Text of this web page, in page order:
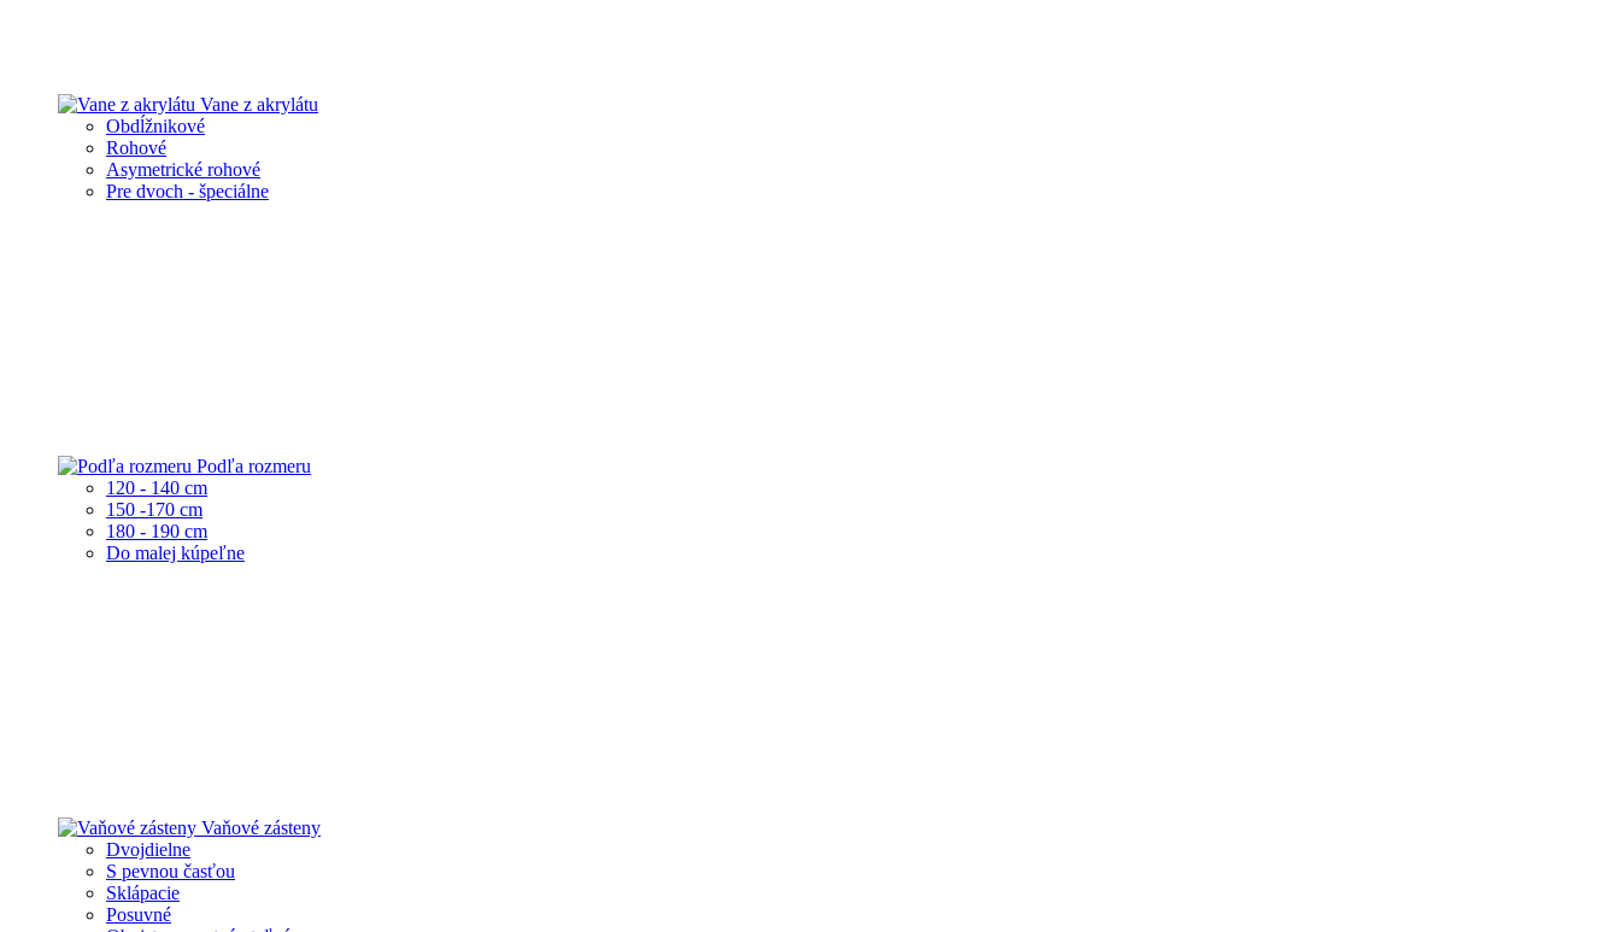
Vane z akrylátu
Obdĺžnikové
Rohové
Asymetrické rohové
Pre dvoch - špeciálne
Podľa rozmeru
120 - 140 cm
150 -170 cm
180 - 190 cm
Do malej kúpeľne
Vaňové zásteny
Dvojdielne
S pevnou časťou
Sklápacie
Posuvné